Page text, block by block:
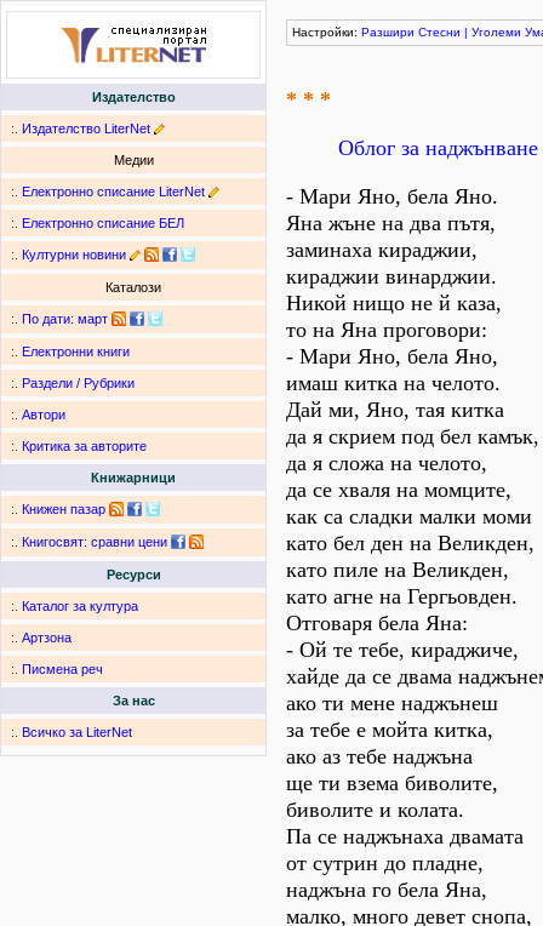
Издателство
:. Издателство LiterNet
Медии
:. Електронно списание LiterNet
:. Електронно списание БЕЛ
:. Културни новини
Каталози
:. По дати: март
:. Електронни книги
:. Раздели / Рубрики
:. Автори
:. Критика за авторите
Книжарници
:. Книжен пазар
:. Книгосвят: сравни цени
Ресурси
:. Каталог за култура
:. Артзона
:. Писмена реч
За нас
:. Всичко за LiterNet
Настройки: Разшири Стесни | Уголеми
* * *
Облог за
- Мари Яно, бела Яно.
Яна жъне на два пътя,
заминаха кираджии,
кираджии винарджии.
Никой нищо не й каза,
то на Яна проговори:
- Мари Яно, бела Яно,
имаш китка на челото.
Дай ми, Яно, тая китка
да я скрием под бел камък,
да я сложа на челото,
да се хваля на момците,
как са сладки малки моми
като бел ден на Великден,
като пиле на Великден,
като агне на Гергьовден.
Отговаря бела Яна:
- Ой те тебе, кираджиче,
хайде да се двама
ако ти мене наджънеш
за тебе е мойта китка,
ако аз тебе наджъна
ще ти взема биволите,
биволите и колата.
Па се наджънаха двамата
от сутрин до пладне,
наджъна го бела Яна,
малко, много девет снопа,